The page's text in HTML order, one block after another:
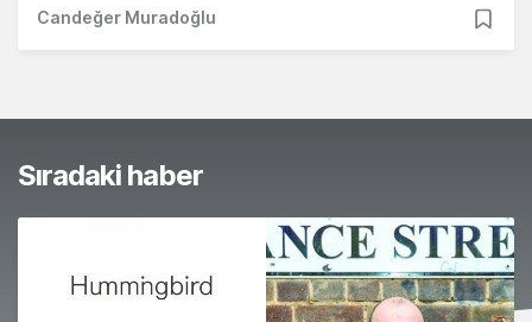
Candeğer Muradoğlu
Sıradaki haber